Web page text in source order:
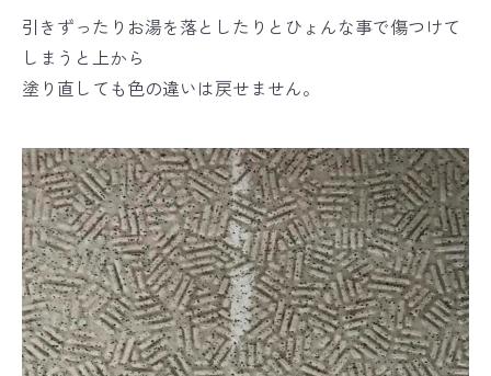
引きずったりお湯を落としたりとひょんな事で傷つけて
しまうと上から
塗り直しても色の違いは戻せません。